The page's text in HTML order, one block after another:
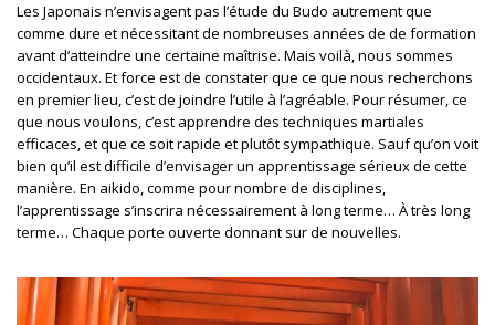
Les Japonais n’envisagent pas l’étude du Budo autrement que
comme dure et nécessitant de nombreuses années de de formation
avant d’atteindre une certaine maîtrise. Mais voilà, nous sommes
occidentaux. Et force est de constater que ce que nous recherchons
en premier lieu, c’est de joindre l’utile à l’agréable. Pour résumer, ce
que nous voulons, c’est apprendre des techniques martiales
efficaces, et que ce soit rapide et plutôt sympathique. Sauf qu’on voit
bien qu’il est difficile d’envisager un apprentissage sérieux de cette
manière. En aikido, comme pour nombre de disciplines,
l’apprentissage s’inscrira nécessairement à long terme… Àtrès long
terme… Chaque porte ouverte donnant sur de nouvelles.